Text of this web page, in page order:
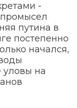
-
путина в
постепенно
начался,
на